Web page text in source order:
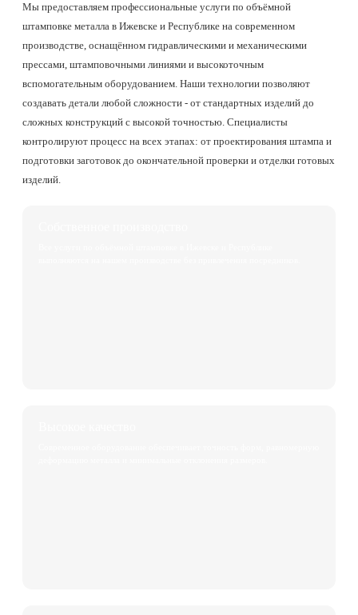
Мы предоставляем профессиональные услуги по объёмной
штамповке металла в Ижевске и Республике на современном
производстве, оснащённом гидравлическими и механическими
прессами, штамповочными линиями и высокоточным
вспомогательным оборудованием. Наши технологии позволяют
создавать детали любой сложности - от стандартных изделий до
сложных конструкций с высокой точностью. Специалисты
контролируют процесс на всех этапах: от проектирования штампа и
подготовки заготовок до окончательной проверки и отделки готовых
изделий.